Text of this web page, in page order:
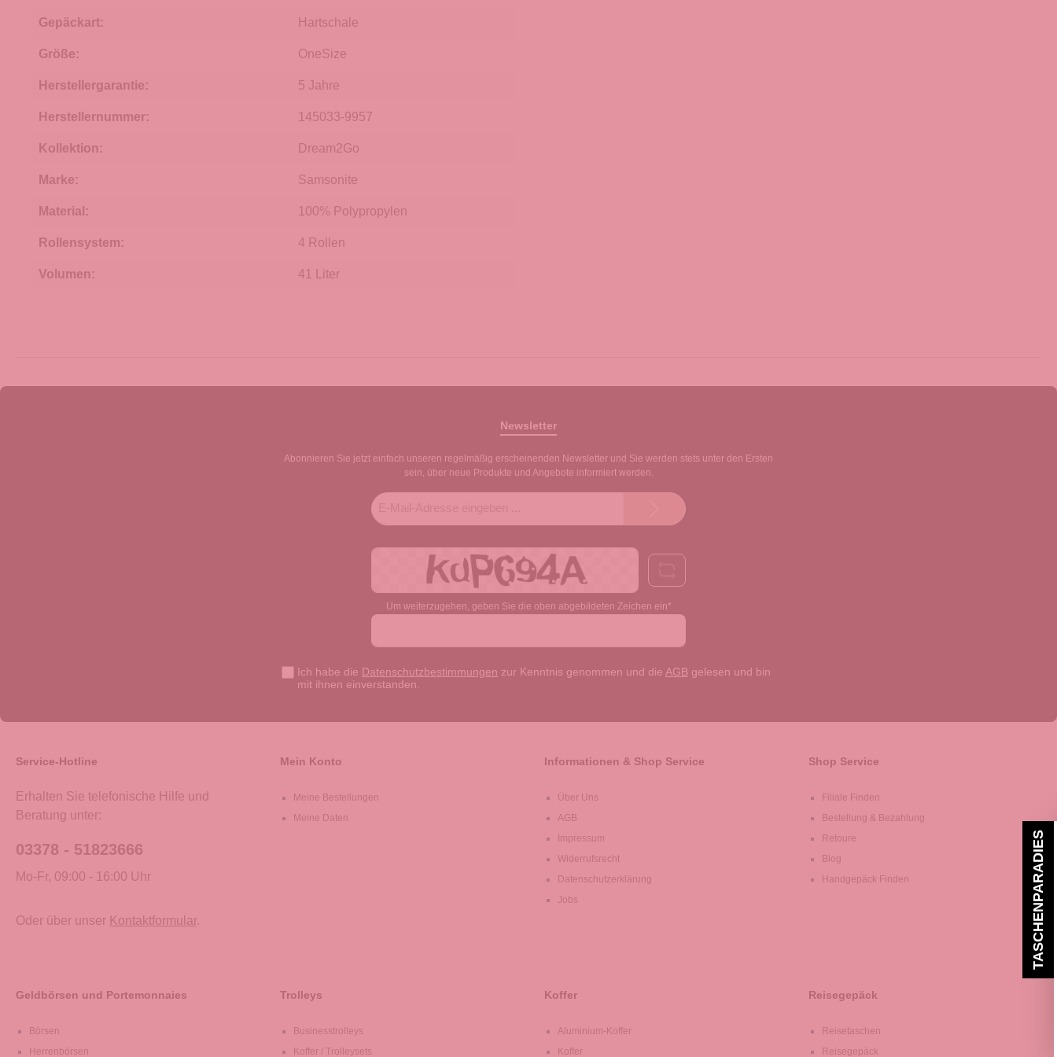
Gepäckart: Hartschale
Größe: OneSize
Herstellergarantie: 5 Jahre
Herstellernummer: 145033-9957
Kollektion: Dream2Go
Marke: Samsonite
Material: 100% Polypropylen
Rollensystem: 4 Rollen
Volumen: 41 Liter
Newsletter
Abonnieren Sie jetzt einfach unseren regelmäßig erscheinenden Newsletter und Sie werden stets unter den Ersten
sein, über neue Produkte und Angebote informiert werden.
Adresse*
Um weiterzugehen, geben Sie die oben abgebildeten Zeichen ein*
Ich habe die Datenschutzbestimmungen zur Kenntnis genommen und die AGB gelesen und bin
mit ihnen einverstanden.
Service-Hotline
Erhalten Sie telefonische Hilfe und
Beratung unter:
03378 - 51823666
Mo-Fr, 09:00 - 16:00 Uhr
Oder über unser Kontaktformular.
Mein Konto
Meine Bestellungen
Meine Daten
Informationen & Shop Service
Über Uns
AGB
Impressum
Widerrufsrecht
Datenschutzerklärung
Jobs
Shop Service
Filiale Finden
Bestellung & Bezahlung
Retoure
Blog
Handgepäck Finden
Geldbörsen und Portemonnaies
Börsen
Herrenbörsen
Trolleys
Businesstrolleys
Koffer / Trolleysets
Koffer
Aluminium-Koffer
Koffer
Reisegepäck
Reisetaschen
Reisegepäck
TASCHENPARADIES